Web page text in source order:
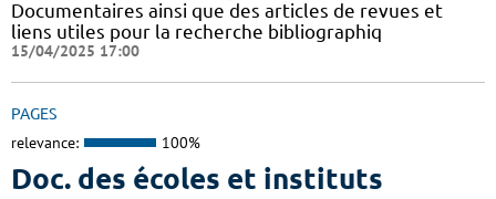
Documentaires ainsi que des articles de revues et
liens utiles pour la recherche bibliographiq
15/04/2025 17:00
PAGES
relevance: 100%
Doc. des écoles et instituts